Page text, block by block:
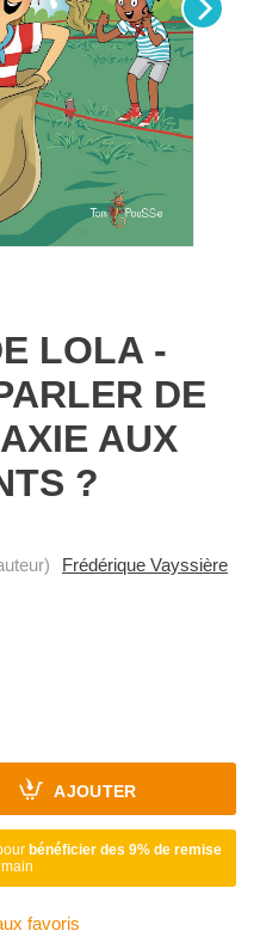
LOLA -
DE
AUX
?
Frédérique Vayssière
AJOUTER
bénéficier des 9% de remise
favoris